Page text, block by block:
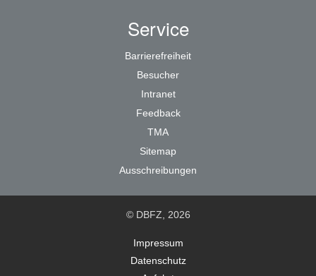
Service
Barrierefreiheit
Besucher
Intranet
Feedback
TMA
Sitemap
Ausschreibungen
© DBFZ, 2026
Impressum
Datenschutz